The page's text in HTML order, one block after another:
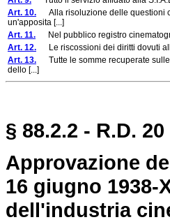
Art. 10. Alla risoluzione delle questioni
un'apposita [...]
Art. 11. Nel pubblico registro
Art. 12. Le riscossioni dei diritti dovuti
Art. 13. Tutte le somme recuperate sulle
dello [...]
§ 88.2.2 - R.D.
Approvazione
16 giugno 1938-
dell'industria